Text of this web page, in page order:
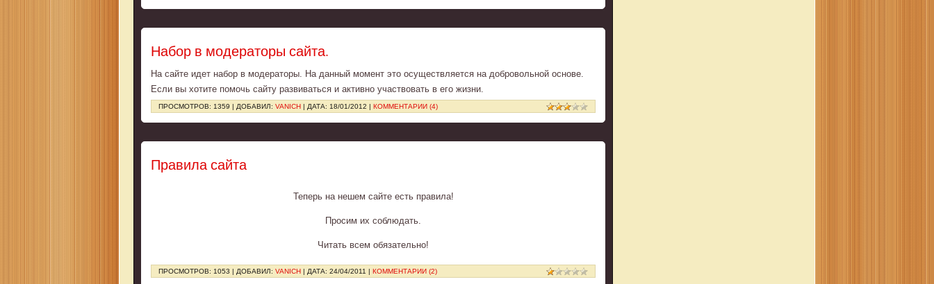
Набор в модераторы сайта.
На сайте идет набор в модераторы. На данный момент это осуществляется на добровольной основе.
Если вы хотите помочь сайту развиваться и активно участвовать в его жизни.
ПРОСМОТРОВ: 1359 | ДОБАВИЛ: VANICH | ДАТА: 18/01/2012 | КОММЕНТАРИИ (4)
Правила сайта
Теперь на нешем сайте есть правила!
Просим их соблюдать.
Читать всем обязательно!
ПРОСМОТРОВ: 1053 | ДОБАВИЛ: VANICH | ДАТА: 24/04/2011 | КОММЕНТАРИИ (2)